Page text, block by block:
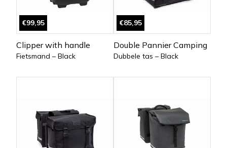
€99,95
Clipper with handle
Fietsmand – Black
€85,95
Double Pannier Camping
Dubbele tas – Black